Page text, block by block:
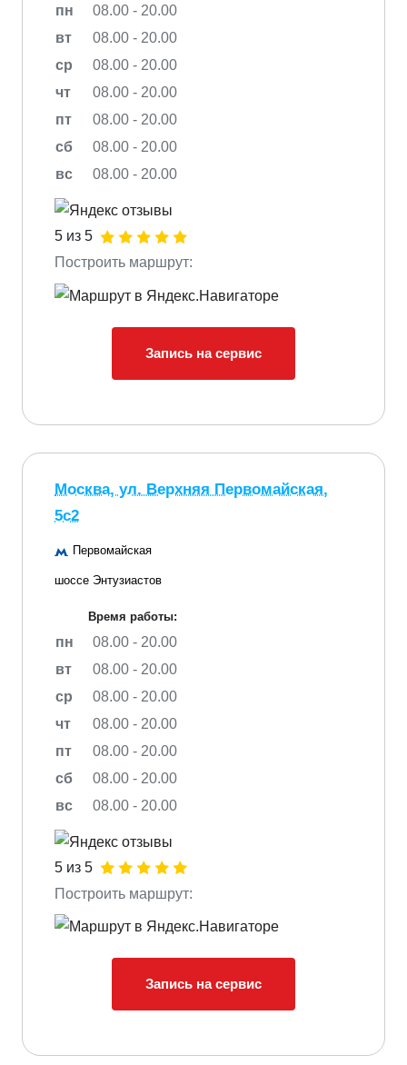
пн
08.00 - 20.00
вт
08.00 - 20.00
ср
08.00 - 20.00
чт
08.00 - 20.00
пт
08.00 - 20.00
сб
08.00 - 20.00
вс
08.00 - 20.00
5 из 5
Построить маршрут:
Запись на сервис
Москва, ул. Верхняя Первомайская,
5с2
Первомайская
шоссе Энтузиастов
Время работы:
пн
08.00 - 20.00
вт
08.00 - 20.00
ср
08.00 - 20.00
чт
08.00 - 20.00
пт
08.00 - 20.00
сб
08.00 - 20.00
вс
08.00 - 20.00
5 из 5
Построить маршрут:
Запись на сервис